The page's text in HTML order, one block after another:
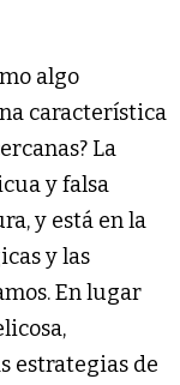
algo
característica
La
y falsa
y está en la
y las
En lugar
estrategias de